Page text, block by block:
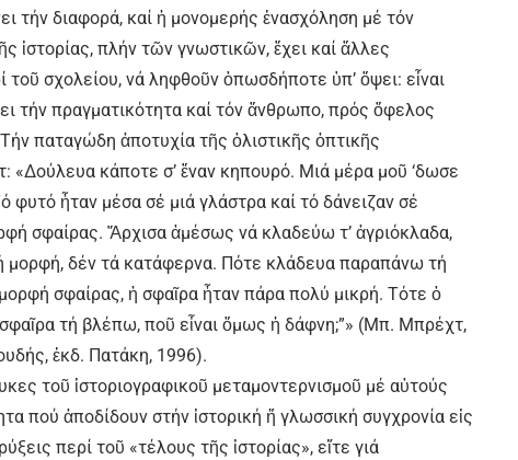
τήν διαφορά, καί ἡ μονομερής ἐνασχόληση μέ τόν
ἱστορίας, πλήν τῶν γνωστικῶν, ἔχει καί ἄλλες
σχολείου, νά ληφθοῦν ὁπωσδήποτε ὑπ’ ὄψει: εἶναι
τήν πραγματικότητα καί τόν ἄνθρωπο, πρός ὄφελος
παταγώδη ἀποτυχία τῆς ὁλιστικῆς ὀπτικῆς
κάποτε σ’ ἕναν κηπουρό. Μιά μέρα μοῦ ‘δωσε
φυτό ἦταν μέσα σέ μιά γλάστρα καί τό δάνειζαν σέ
σφαίρας. Ἄρχισα ἀμέσως νά κλαδεύω τ’ ἀγριόκλαδα,
μορφή, δέν τά κατάφερνα. Πότε κλάδευα παραπάνω τή
σφαίρας, ἡ σφαῖρα ἦταν πάρα πολύ μικρή. Τότε ὁ
τή βλέπω, ποῦ εἶναι ὅμως ἡ δάφνη;”» (Μπ. Μπρέχτ,
ἐκδ. Πατάκη, 1996).
τοῦ ἱστοριογραφικοῦ μεταμοντερνισμοῦ μέ αὐτούς
πού ἀποδίδουν στήν ἱστορική ἤ γλωσσική συγχρονία εἰς
περί τοῦ «τέλους τῆς ἱστορίας», εἴτε γιά